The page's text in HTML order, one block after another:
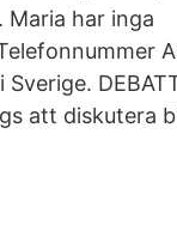
Maria har inga
att diskutera